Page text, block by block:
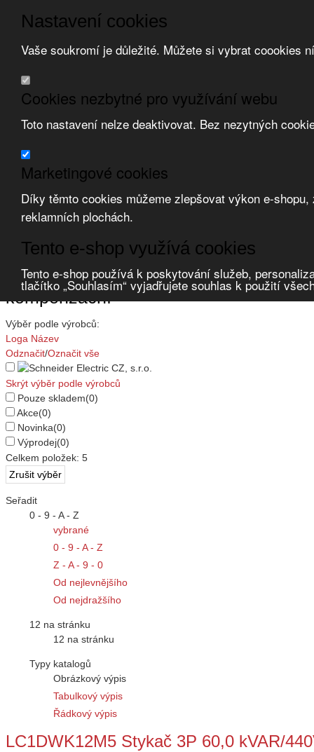
Nastavení cookies
Vaše soukromí je důležité. Můžete si vybrat coookies
Cookies nezbytné pro využívání webu
Toto nastavení nelze deaktivovat. Bez nezytných
Marketingové cookies
Díky těmto cookies můžeme zlepšovat výkon e-
reklamních plochách.
Tento e-shop využívá cookies
Tento e-shop používá k poskytování služeb,
tlačítko „Souhlasím“ vyjadřujete souhlas k použití
Přeskočit na hlavní obsah Přeskočit na doplňující obsah
Obchodní podmínky
Registrace
Zvolte měnu:
Přihlásit uživatele
Úvod Spínací přístroje stykače kompenzační
kompenzační
Výběr podle výrobců:
Loga Název
Odznačit/Označit vše
Skrýt výběr podle výrobců
Pouze skladem(0)
Akce(0)
Novinka(0)
Výprodej(0)
Celkem položek: 5
Seřadit
0 - 9 - A - Z
vybrané
0 - 9 - A - Z
Z - A - 9 - 0
Od nejlevnějšího
Od nejdražšího
12 na stránku
12 na stránku
Typy katalogů
Obrázkový výpis
Tabulkový výpis
Řádkový výpis
LC1DWK12M5 Stykač 3P 60,0 kVAR/